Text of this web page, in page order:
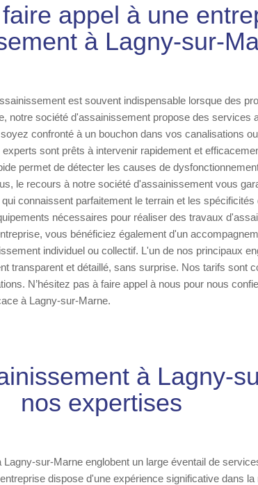
appel à une
à Lagny-sur-
est souvent indispensable lorsque des
notre société d'assainissement propose des services
confronté à un bouchon dans vos canalisations
sont prêts à intervenir rapidement et
permet de détecter les causes de
le recours à notre société d'assainissement vous
connaissent parfaitement le terrain et les
nécessaires pour réaliser des travaux
vous bénéficiez également d'un
individuel ou collectif. L'un de nos principaux
transparent et détaillé, sans surprise. Nos tarifs sont
N’hésitez pas à faire appel à nous pour nous
à Lagny-sur-Marne.
à Lagny-
nos expertises
sur-Marne englobent un large éventail de
dispose d'une expérience significative dans la